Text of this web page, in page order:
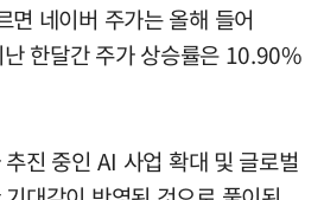
면 네이버 주가는 올해 들어
한달간 주가 상승률은 10.90%
진 중인 AI 사업 확대 및 글로벌